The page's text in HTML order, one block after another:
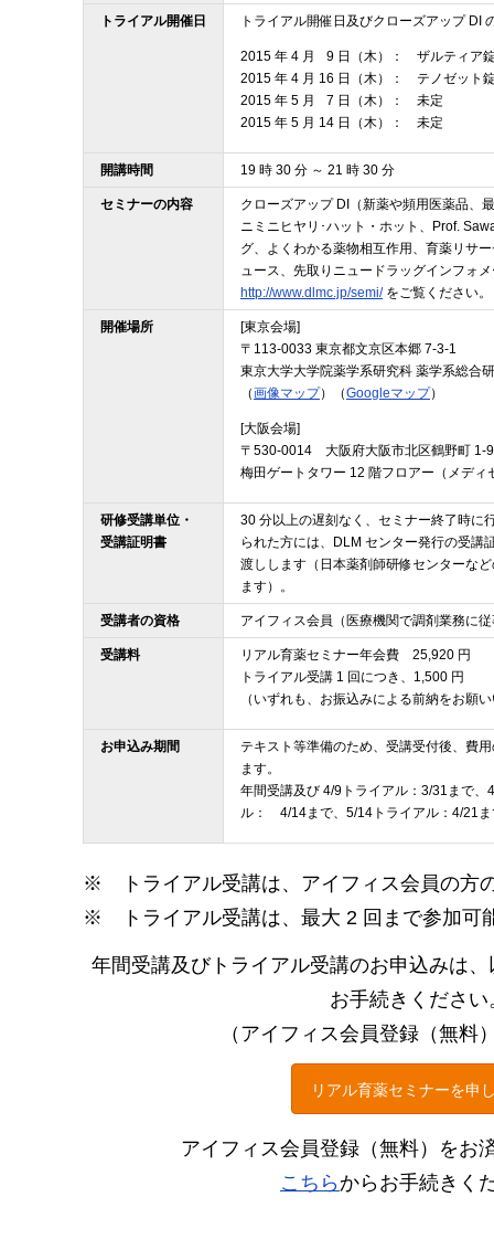
トライアル開催日 トライアル開催日及びクローズアップ DI
2015 年 4 月
9 日（木）： ザルティア
2015 年 4 月 16 日（木）： テノゼット
2015 年 5 月
7 日（木）： 未定
2015 年 5 月 14 日（木）： 未定
開講時間 19 時 30 分 ～ 21 時 30 分
セミナーの内容
クローズアップ DI（新薬や頻用医薬品、
ニミニヒヤリ･ハット・ホット、Prof.
グ、よくわかる薬物相互作用、育薬リサ
ュース、先取りニュードラッグインフォ
http://www.dlmc.jp/semi/をご覧ください。
開催場所
[東京会場]
〒113-0033 東京都文京区本郷 7-
東京大学大学院薬学系研究科 薬学系総合
（画像マップ）（Googleマップ）
[大阪会場]
〒530-0014 大阪府大阪市北区鶴野町 1-9
梅田ゲートタワー 12 階フロアー（メディ
研修受講単位・
受講証明書
30 分以上の遅刻なく、セミナー終了時に
られた方には、DLM センター発行の受講
渡しします（日本薬剤師研修センターな
ます）。
受講者の資格 アイフィス会員（医療機関で調剤業務に
受講料
リアル育薬セミナー年会費 25,920 円
トライアル受講 1 回につき、1,500 円
（いずれも、お振込みによる前納をお願
お申込み期間
テキスト等準備のため、受講受付後、費
ます。
年間受講及び 4/9トライアル：3/31まで
ル： 4/14まで、5/14トライアル：4/21ま
※ トライアル受講は、アイフィス会員の方
※ トライアル受講は、最大 2 回まで参加可
年間受講及びトライアル受講のお申込みは
お手続きください
（アイフィス会員登録（無料
リアル育薬セミナーを申
アイフィス会員登録（無料）をお
こちらからお手続きく